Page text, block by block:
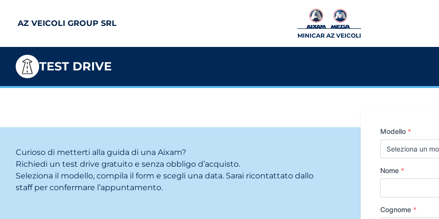
AZ VEICOLI GROUP SRL
MINICAR AZ VEICOLI
TEST DRIVE
Curioso di metterti alla guida di una Aixam?
Richiedi un test drive gratuito e senza obbligo d’acquisto.
Seleziona il modello, compila il form e scegli una data. Sarai ricontattato dallo
staff per confermare l’appuntamento.
Modello *
Nome *
Cognome *